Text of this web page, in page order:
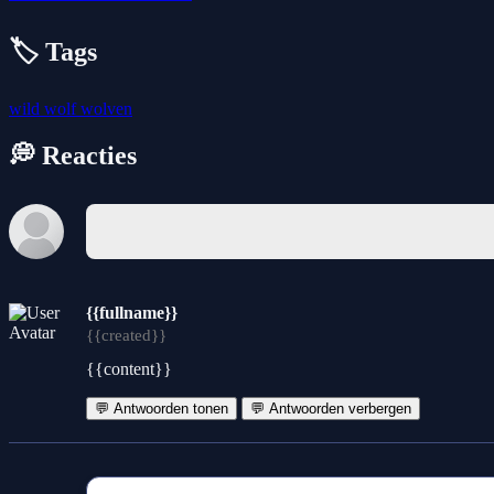
🏷️ Tags
wild wolfwolven
💭 Reacties
{{fullname}}
{{created}}
{{content}}
💬 Antwoorden tonen 💬 Antwoorden verbergen